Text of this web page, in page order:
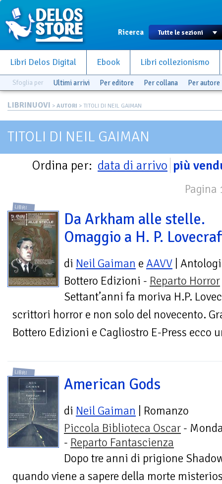
Ricerca
Libri Delos Digital Ebook Libri collezionismo
Sfoglia per Ultimi arrivi Per editore Per collana Per autore
LIBRINUOVI > AUTORI > TITOLI DI NEIL GAIMAN
TITOLI DI NEIL GAIMAN
Ordina per: data di arrivo più
Pagina
LIBRI
Da Arkham alle stelle.
Omaggio a H. P.
di Neil Gaiman e AAVV |
Bottero Edizioni - Reparto Horror
Settant’anni fa moriva H.P.
scrittori horror e non solo del novecento.
Bottero Edizioni e Cagliostro E-Press ecco
LIBRI
American Gods
di Neil Gaiman | Romanzo
Piccola Biblioteca Oscar -
- Reparto Fantascienza
Dopo tre anni di prigione
quando viene a sapere della morte